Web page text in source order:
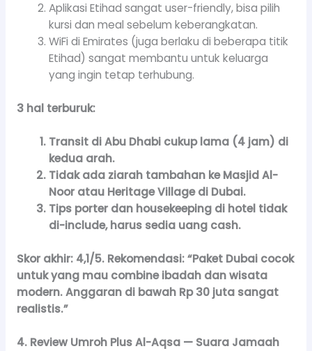
Aplikasi Etihad sangat user-friendly, bisa pilih
kursi dan meal sebelum keberangkatan.
WiFi di Emirates (juga berlaku di beberapa titik
Etihad) sangat membantu untuk keluarga
yang ingin tetap terhubung.
3 hal terburuk:
Transit di Abu Dhabi cukup lama (4 jam) di
kedua arah.
Tidak ada ziarah tambahan ke Masjid Al-
Noor atau Heritage Village di Dubai.
Tips porter dan housekeeping di hotel tidak
di-include, harus sedia uang cash.
Skor akhir:4,1/5. Rekomendasi:“Paket Dubai cocok
untuk yang mau combine ibadah dan wisata
modern. Anggaran di bawah Rp 30 juta sangat
realistis.”
4. Review Umroh Plus Al-Aqsa — Suara Jamaah